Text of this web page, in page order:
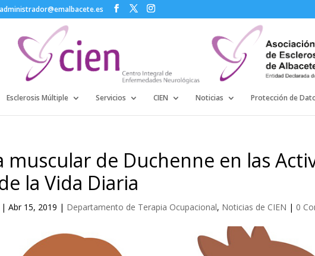
administrador@emalbacete.es
Esclerosis Múltiple Servicios CIEN Noticias Protección de
muscular de Duchenne en las
la Vida Diaria
|Abr 15, 2019 | Departamento de Terapia Ocupacional, Noticias de CIEN | 0